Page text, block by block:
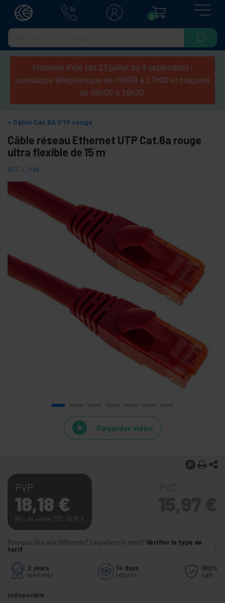
0
Horaires d'été (du 13 juillet au 4 septembre) :
assistance téléphonique de 09h00 à 17h00 et magasin
de 08h00 à 16h30.
Câble Cat.6A UTP rouge
Câble réseau Ethernet UTP Cat.6a rouge
ultra flexible de 15 m
REF: LJ108
Regarder vidéo
PVP
18,18 €
Prix de vente TTC: 18,18 €
Pourquoi des prix différents? Lequel est le mien? Vérifier le type de
tarif
2 years
warranty
14 days
returns
100%
safe
Indisponible